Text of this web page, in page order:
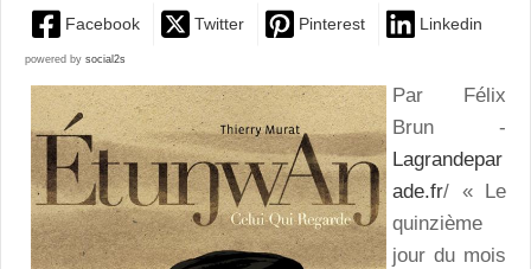
Facebook Twitter Pinterest Linkedin
powered by social2s
Par Félix
Brun -
Lagrandepar
ade.fr/ « Le
quinzième
jour du mois